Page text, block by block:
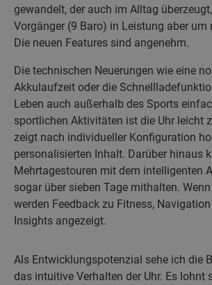
gewandelt, der auch im Alltag
Vorgänger (9 Baro) in Leistung aber um
Die neuen Features sind angenehm.
Die technischen Neuerungen wie eine
Akkulaufzeit oder die
Leben auch außerhalb des Sports
sportlichen Aktivitäten ist die Uhr leicht
zeigt nach individueller Konfiguration
personalisierten Inhalt. Darüber hinaus
Mehrtagestouren mit dem intelligenten
sogar über sieben Tage mithalten.
werden Feedback zu Fitness,
Insights angezeigt.
Als Entwicklungspotenzial sehe ich die
das intuitive Verhalten der Uhr. Es lohnt